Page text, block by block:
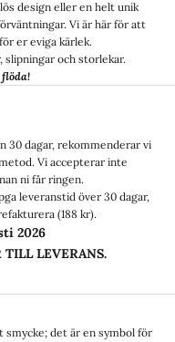
design eller en helt unik
Vi är här för att
er eviga kärlek.
slipningar och storlekar.
30 dagar, rekommenderar vi
Vi accepterar inte
ni får ringen.
leveranstid över 30 dagar,
(188 kr).
2026
LEVERANS.
smycke; det är en symbol för